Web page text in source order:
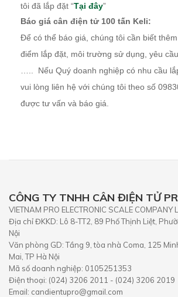
tôi đã lắp đặt “Tại đây”
Báo giá cân điện tử 100 tấn Keli:
Để có thể báo giá, chúng tôi cần biết
điểm lắp đặt, môi trường sử dụng, yêu
….. Nếu Quý doanh nghiệp có nhu cầu
vui lòng liên hệ với chúng tôi theo số
được tư vấn và báo giá.
CÔNG TY TNHH CÂN ĐIỆN TỬ
VIETNAM PRO ELECTRONIC SCALE COMPANY
Địa chỉ ĐKKD: Lô 8-TT2, 89 Phố Thịnh Liệt,
Nội
Văn phòng GD: Tầng 9, tòa nhà Coma, 125
Mai, TP Hà Nội
Mã số doanh nghiệp: 0105251353
Điện thoại: (024) 3206 2011 - (024) 3206 2019
Email: candientupro@gmail.com